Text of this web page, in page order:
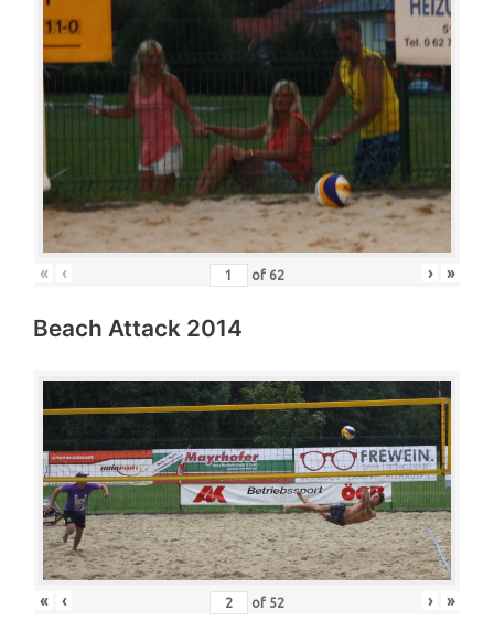
« ‹ of 62 › »
Beach Attack 2014
« ‹ of 52 › »